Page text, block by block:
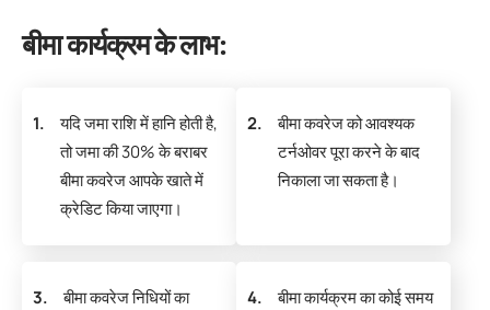
बीमा कार्यक्रम के लाभ:
1.
यदि जमा राशि में हानि होती है,
तो जमा की 30% के बराबर
बीमा कवरेज आपके खाते में
क्रेडिट किया जाएगा।
2.
बीमा कवरेज को आवश्यक
टर्नओवर पूरा करने के बाद
निकाला जा सकता है।
3.
बीमा कवरेज निधियों का
4.
बीमा कार्यक्रम का कोई समय